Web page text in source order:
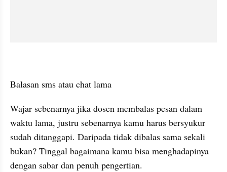
Balasan sms atau chat lama
Wajar sebenarnya jika dosen membalas pesan dalam
waktu lama, justru sebenarnya kamu harus bersyukur
sudah ditanggapi. Daripada tidak dibalas sama sekali
bukan? Tinggal bagaimana kamu bisa menghadapinya
dengan sabar dan penuh pengertian.